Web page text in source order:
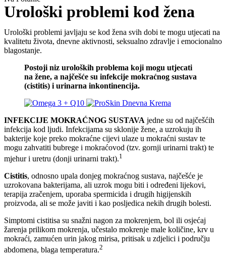
Urološki problemi kod žena
Urološki problemi javljaju se kod žena svih dobi te mogu utjecati na
kvalitetu života, dnevne aktivnosti, seksualno zdravlje i emocionalno
blagostanje.
Postoji niz uroloških problema koji mogu utjecati
na žene, a najčešće su infekcije mokraćnog sustava
(cistitis) i urinarna inkontinencija.
INFEKCIJE MOKRAĆNOG SUSTAVA jedne su od najčešćih
infekcija kod ljudi. Infekcijama su sklonije žene, a uzrokuju ih
bakterije koje preko mokraćne cijevi ulaze u mokraćni sustav te
mogu zahvatiti bubrege i mokraćovod (tzv. gornji urinarni trakt) te
mjehur i uretru (donji urinarni trakt).1
Cistitis, odnosno upala donjeg mokraćnog sustava, najčešće je
uzrokovana bakterijama, ali uzrok mogu biti i određeni lijekovi,
terapija zračenjem, uporaba spermicida i drugih higijenskih
proizvoda, ali se može javiti i kao posljedica nekih drugih bolesti.
Simptomi cistitisa su snažni nagon za mokrenjem, bol ili osjećaj
žarenja prilikom mokrenja, učestalo mokrenje male količine, krv u
mokraći, zamućen urin jakog mirisa, pritisak u zdjelici i području
abdomena, blaga temperatura.2